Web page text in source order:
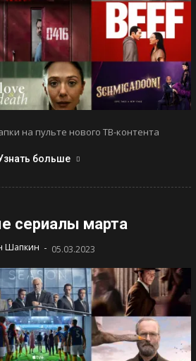
на пульте нового ТВ-контента
больше
сериалы марта
Шапкин - 05.03.2023